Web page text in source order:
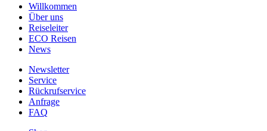
Willkommen
Über uns
Reiseleiter
ECO Reisen
News
Newsletter
Service
Rückrufservice
Anfrage
FAQ